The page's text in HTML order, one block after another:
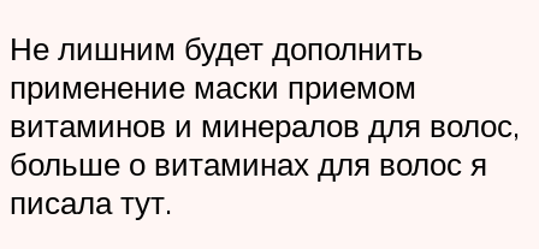
Не лишним будет дополнить
применение маски приемом
витаминов и минералов для волос,
больше о витаминах для волос я
писала тут.